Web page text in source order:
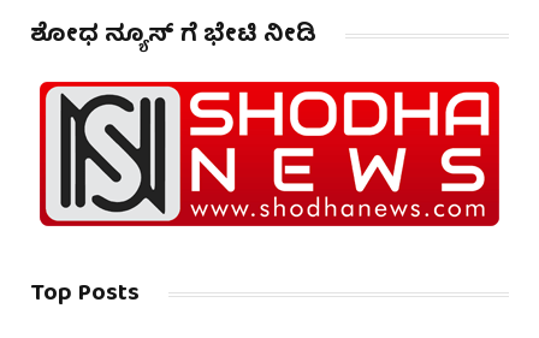
ಶೋಧ ನ್ಯೂಸ್ ಗೆ ಭೇಟಿ ನೀಡಿ
Top Posts